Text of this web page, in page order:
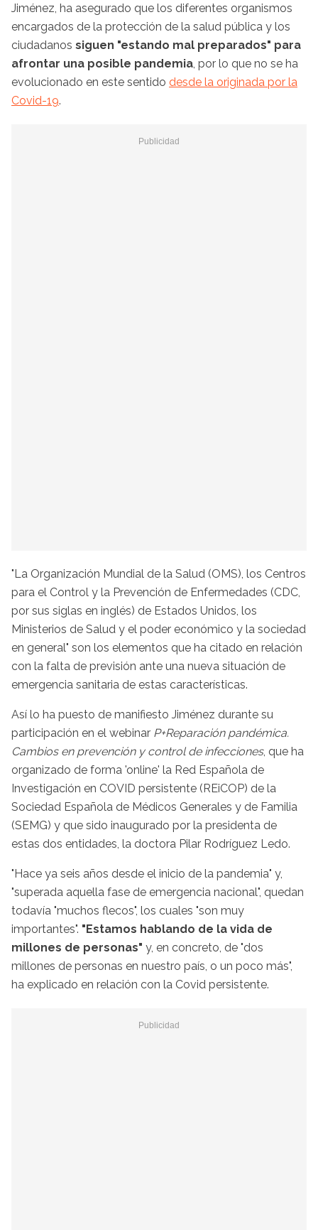
Jiménez, ha asegurado que los diferentes organismos
encargados de la protección de la salud pública y los
ciudadanos siguen "estando mal preparados" para
afrontar una posible pandemia, por lo que no se ha
evolucionado en este sentido desde la originada por la
Covid-19.
"La Organización Mundial de la Salud (OMS), los Centros
para el Control y la Prevención de Enfermedades (CDC,
por sus siglas en inglés) de Estados Unidos, los
Ministerios de Salud y el poder económico y la sociedad
en general" son los elementos que ha citado en relación
con la falta de previsión ante una nueva situación de
emergencia sanitaria de estas características.
Así lo ha puesto de manifiesto Jiménez durante su
participación en el webinar P+Reparación pandémica.
Cambios en prevención y control de infecciones, que ha
organizado de forma 'online' la Red Española de
Investigación en COVID persistente (REiCOP) de la
Sociedad Española de Médicos Generales y de Familia
(SEMG) y que sido inaugurado por la presidenta de
estas dos entidades, la doctora Pilar Rodríguez Ledo.
"Hace ya seis años desde el inicio de la pandemia" y,
"superada aquella fase de emergencia nacional", quedan
todavía "muchos flecos", los cuales "son muy
importantes". "Estamos hablando de la vida de
millones de personas" y, en concreto, de "dos
millones de personas en nuestro país, o un poco más",
ha explicado en relación con la Covid persistente.